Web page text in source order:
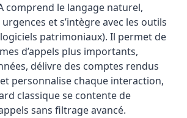
comprend le langage naturel,
et s’intègre avec les outils
patrimoniaux). Il permet de
d’appels plus importants,
délivre des comptes rendus
personnalise chaque interaction,
classique se contente de
sans filtrage avancé.